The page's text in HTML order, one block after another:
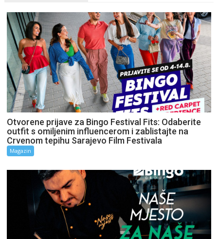
Otvorene prijave za Bingo Festival Fits: Odaberite
outfit s omiljenim influencerom i zablistajte na
Crvenom tepihu Sarajevo Film Festivala
Magazin